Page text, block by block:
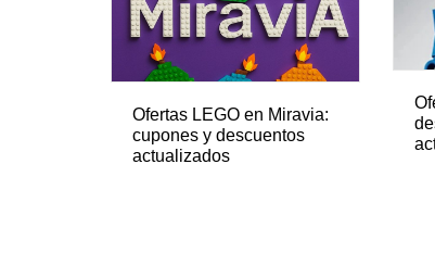
Ofertas LEGO en Miravia:
cupones y descuentos
actualizados